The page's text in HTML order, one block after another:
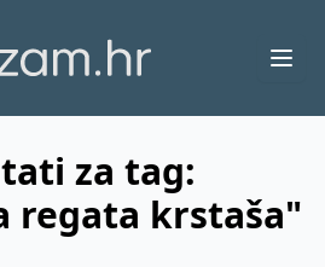
za tag:
regata krstaša"